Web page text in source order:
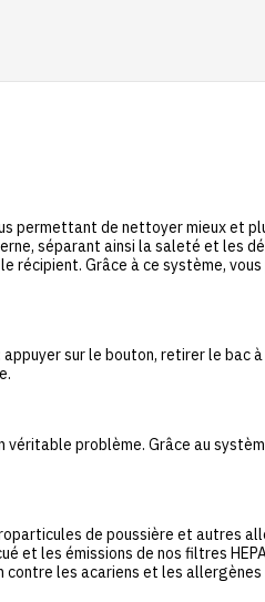
permettant de nettoyer mieux et
séparant ainsi la saleté et les
Grâce à ce système,
sur le bouton, retirer le bac
problème. Grâce au
de poussière et autres
et les émissions de nos filtres
les acariens et les